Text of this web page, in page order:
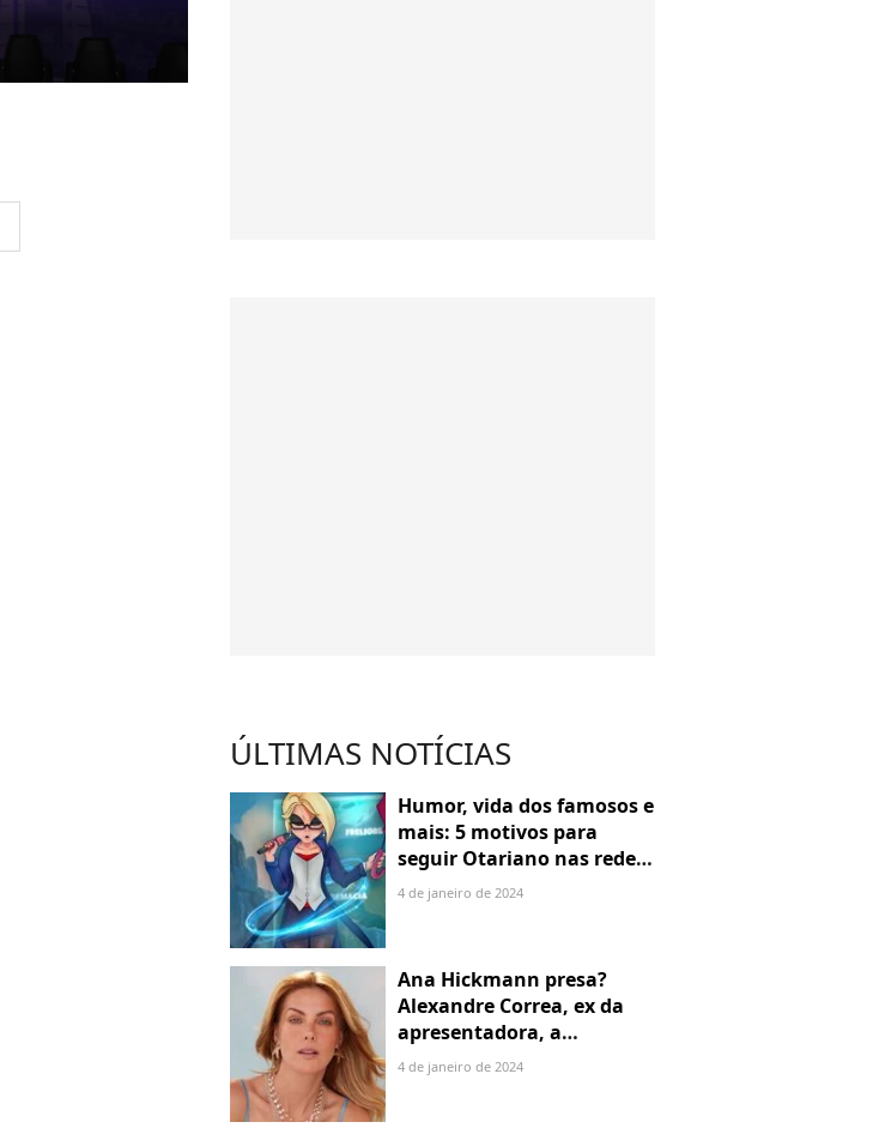
ÚLTIMAS NOTÍCIAS
Humor, vida dos famosos e
mais: 5 motivos para
seguir Otariano nas redes
sociais
4 de janeiro de 2024
Ana Hickmann presa?
Alexandre Correa, ex da
apresentadora, a
denuncia por alienação
4 de janeiro de 2024